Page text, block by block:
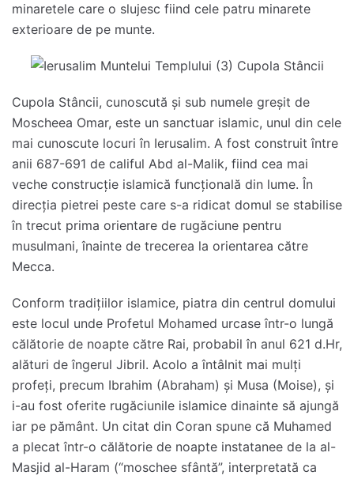
minaretele care o slujesc fiind cele patru minarete
exterioare de pe munte.
Cupola Stâncii, cunoscută și sub numele greșit de
Moscheea Omar, este un sanctuar islamic, unul din cele
mai cunoscute locuri în Ierusalim. A fost construit între
anii 687-691 de califul Abd al-Malik, fiind cea mai
veche construcție islamică funcțională din lume. În
direcția pietrei peste care s-a ridicat domul se stabilise
în trecut prima orientare de rugăciune pentru
musulmani, înainte de trecerea la orientarea către
Mecca.
Conform tradițiilor islamice, piatra din centrul domului
este locul unde Profetul Mohamed urcase într-o lungă
călătorie de noapte către Rai, probabil în anul 621 d.Hr,
alături de îngerul Jibril. Acolo a întâlnit mai mulți
profeți, precum Ibrahim (Abraham) și Musa (Moise), și
i-au fost oferite rugăciunile islamice dinainte să ajungă
iar pe pământ. Un citat din Coran spune că Muhamed
a plecat într-o călătorie de noapte instatanee de la al-
Masjid al-Haram (“moschee sfântă”, interpretată ca